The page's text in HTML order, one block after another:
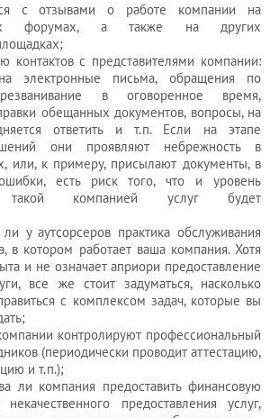
отзывами о работе компании на
форумах, а также на других
с представителями компании:
электронные письма, обращения по
в оговоренное время,
обещанных документов, вопросы, на
ответить и т.п. Если на этапе
они проявляют небрежность в
или, к примеру, присылают документы, в
есть риск того, что и уровень
такой компанией услуг будет
у аутсорсеров практика обслуживания
в котором работает ваша компания. Хотя
и не означает априори предоставление
все же стоит задуматься, насколько
с комплексом задач, которые вы
контролируют профессиональный
(периодически проводит аттестацию,
и т.п.);
ли компания предоставить финансовую
предоставления услуг,